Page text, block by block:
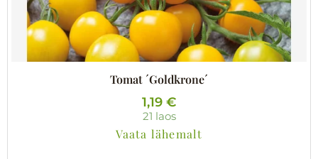
Tomat ´Goldkrone´
1,19 €
21 laos
Vaata lähemalt